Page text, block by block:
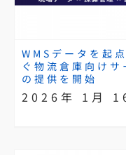
WMSデータを起
ぐ物流倉庫向け
の提供を開始
2026年 1月